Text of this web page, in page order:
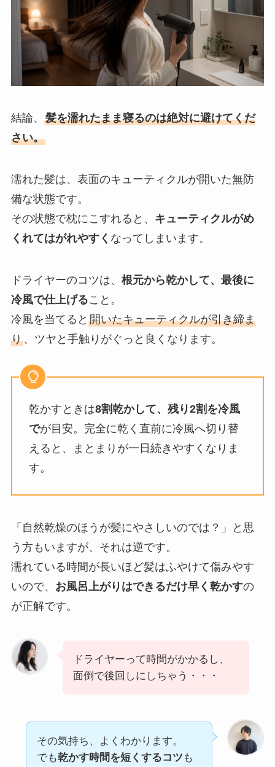
結論、 髪を濡れたまま寝るのは絶対に避けてくだ
さい。
濡れた髪は、表面のキューティクルが開いた無防
備な状態です。
その状態で枕にこすれると、 キューティクルがめ
くれてはがれやすく なってしまいます。
ドライヤーのコツは、 根元から乾かして、最後に
冷風で仕上げること。
冷風を当てると 開いたキューティクルが引き締ま
り、ツヤと手触りがぐっと良くなります。
乾かすときは8割乾かして、残り2割を冷風
でが目安。完全に乾く直前に冷風へ切り替
えると、まとまりが一日続きやすくなりま
す。
「自然乾燥のほうが髪にやさしいのでは？」と思
う方もいますが、それは逆です。
濡れている時間が長いほど髪はふやけて傷みやす
いので、 お風呂上がりはできるだけ早く乾かすの
が正解です。
ドライヤーって時間がかかるし、
面倒で後回しにしちゃう・・・
その気持ち、よくわかります。
でも乾かす時間を短くするコツ も